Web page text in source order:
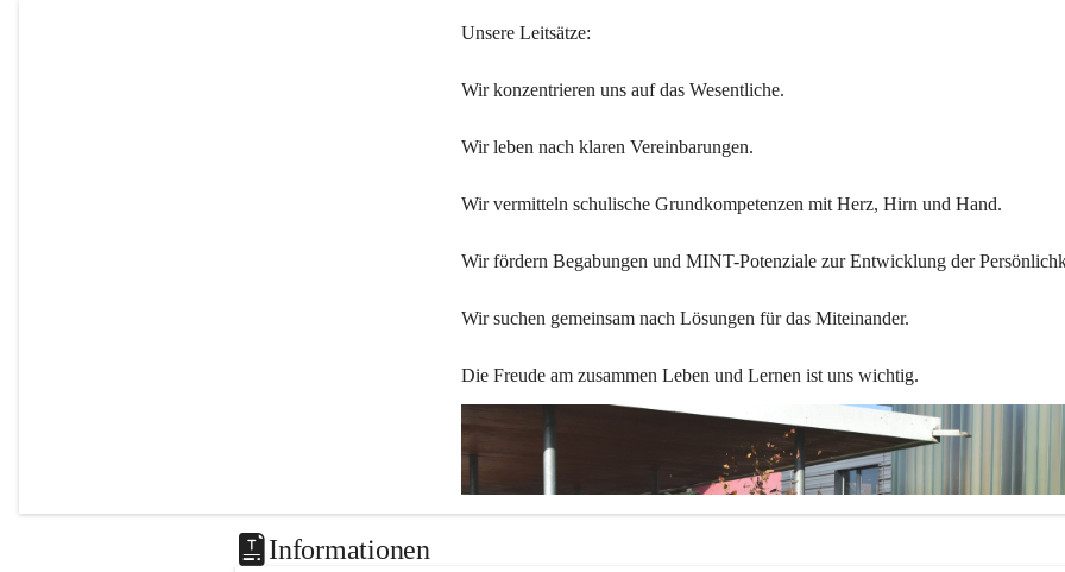
Unsere Leitsätze:
Wir konzentrieren uns auf das Wesentliche.
Wir leben nach klaren Vereinbarungen.
Wir vermitteln schulische Grundkompetenzen mit Herz, Hirn und Hand.
Wir fördern Begabungen und MINT-Potenziale zur Entwicklung der
Wir suchen gemeinsam nach Lösungen für das Miteinander.
Die Freude am zusammen Leben und Lernen ist uns wichtig.
Informationen